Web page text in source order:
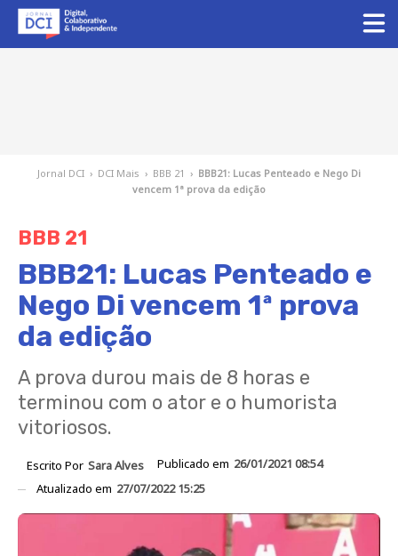
Jornal DCI › DCI Mais › BBB 21 › BBB21: Lucas Penteado e Nego Di
vencem 1ª prova da edição
BBB 21
BBB21: Lucas Penteado e
Nego Di vencem 1ª prova
da edição
A prova durou mais de 8 horas e
terminou com o ator e o humorista
vitoriosos.
Escrito Por Sara Alves Publicado em 26/01/2021 08:54
Atualizado em 27/07/2022 15:25